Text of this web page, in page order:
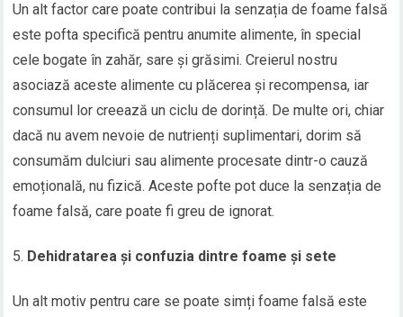
Un alt factor care poate contribui la senzația de foame falsă
este pofta specifică pentru anumite alimente, în special
cele bogate în zahăr, sare și grăsimi. Creierul nostru
asociază aceste alimente cu plăcerea și recompensa, iar
consumul lor creează un ciclu de dorință. De multe ori, chiar
dacă nu avem nevoie de nutrienți suplimentari, dorim să
consumăm dulciuri sau alimente procesate dintr-o cauză
emoțională, nu fizică. Aceste pofte pot duce la senzația de
foame falsă, care poate fi greu de ignorat.
Dehidratarea și confuzia dintre foame și sete
Un alt motiv pentru care se poate simți foame falsă este